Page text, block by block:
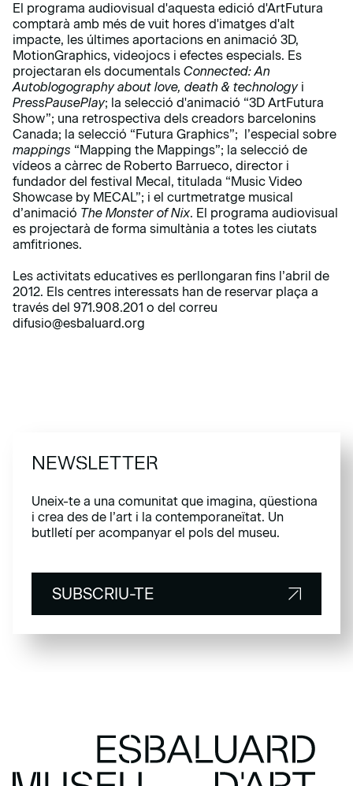
El programa audiovisual d'aquesta edició d'ArtFutura
comptarà amb més de vuit hores d'imatges d'alt
impacte, les últimes aportacions en animació 3D,
MotionGraphics, videojocs i efectes especials. Es
projectaran els documentals Connected: An
Autoblogography about love, death & technology i
PressPausePlay; la selecció d'animació “3D ArtFutura
Show”; una retrospectiva dels creadors barcelonins
Canada; la selecció “Futura Graphics”; l’especial sobre
mappings “Mapping the Mappings”; la selecció de
vídeos a càrrec de Roberto Barrueco, director i
fundador del festival Mecal, titulada “Music Video
Showcase by MECAL”; i el curtmetratge musical
d’animació The Monster of Nix. El programa audiovisual
es projectarà de forma simultània a totes les ciutats
amfitriones.
Les activitats educatives es perllongaran fins l’abril de
2012. Els centres interessats han de reservar plaça a
través del 971.908.201 o del correu
difusio@esbaluard.org
NEWSLETTER
Uneix-te a una comunitat que imagina, qüestiona
i crea des de l’art i la contemporaneïtat. Un
butlletí per acompanyar el pols del museu.
SUBSCRIU-TE
SUBSCRIU-TE